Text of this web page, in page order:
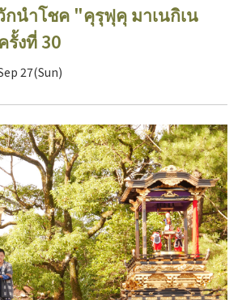
กนำโชค "คุรุฟุคุ มาเนกิเน
รั้งที่ 30
27(Sun)